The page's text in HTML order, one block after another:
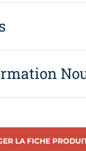
LA FICHE